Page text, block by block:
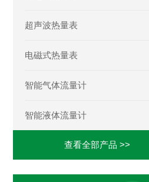
超声波热量表
电磁式热量表
智能气体流量计
智能液体流量计
查看全部产品 >>